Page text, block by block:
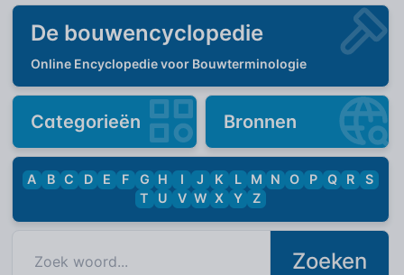
De bouwencyclopedie
Online Encyclopedie voor Bouwterminologie
Categorieën Bronnen
A B C D E F G H I J K L M N O P Q R
S
T
U V W X Y Z
Zoeken